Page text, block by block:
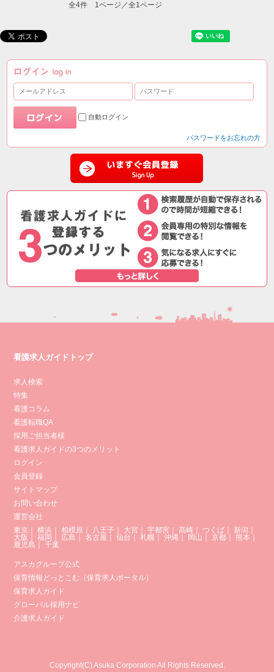
全4件 1ページ／全1ページ
自動ログイン
パスワードをお忘れの方
看護求人ガイドトップ
求人検索
特集
看護コラム
看護転職QA
採用ご担当者様
看護求人ガイドの3つのメリット
ログイン
会員登録
サイトマップ
お問い合わせ
運営会社
東京 ｜横浜 ｜相模原 八王子 大宮 ｜宇都宮 ｜高崎 ｜つくば 新潟
大阪
｜福岡 広島 ｜名古屋 ｜仙台 ｜札幌 ｜沖縄 岡山 ｜京都 熊本
鹿児島
｜千葉
アスカグループ公式
保育情報どっとこむ（保育求人ポータル）
保育求人ガイド
グローバル採用ナビ
介護求人ガイド
Copyright(C) Asuka Corporation All Rights Reserved.